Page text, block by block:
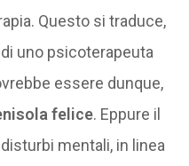
Questo si traduce,
uno psicoterapeuta
essere dunque,
felice. Eppure il
mentali, in linea